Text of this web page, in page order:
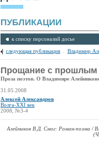
ПУБЛИКАЦИИ
к списку персоналий досье
следующая публикация Владимир
Прощание с прошлым
Проза поэтов. О Владимире
31.05.2008
Алексей Александров
Волга-XXI век
2008, №3-4
Алейников В.Д. Смог: Роман-поэма /